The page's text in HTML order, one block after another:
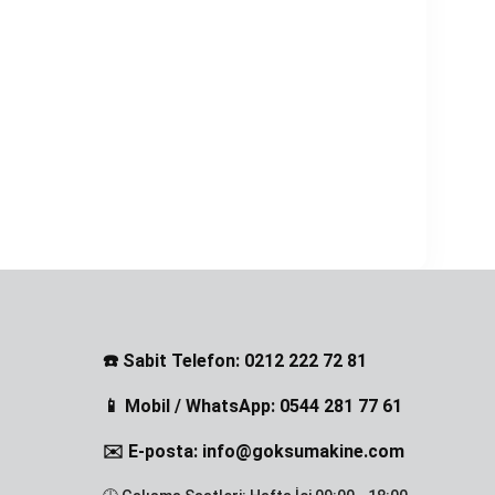
☎️ Sabit Telefon: 0212 222 72 81
📱 Mobil / WhatsApp: 0544 281 77 61
✉️ E-posta: info@goksumakine.com